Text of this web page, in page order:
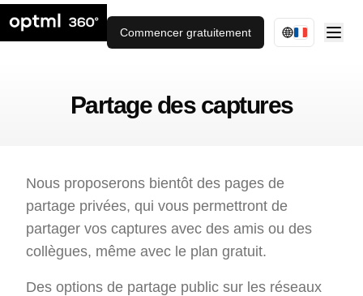
Commencer gratuitement
Partage des captures
Nous proposerons bientôt des pages de
partage privées, qui vous permettront de
partager vos captures avec des amis ou des
collègues, même avec le plan gratuit.
Des options de partage public sur les réseaux